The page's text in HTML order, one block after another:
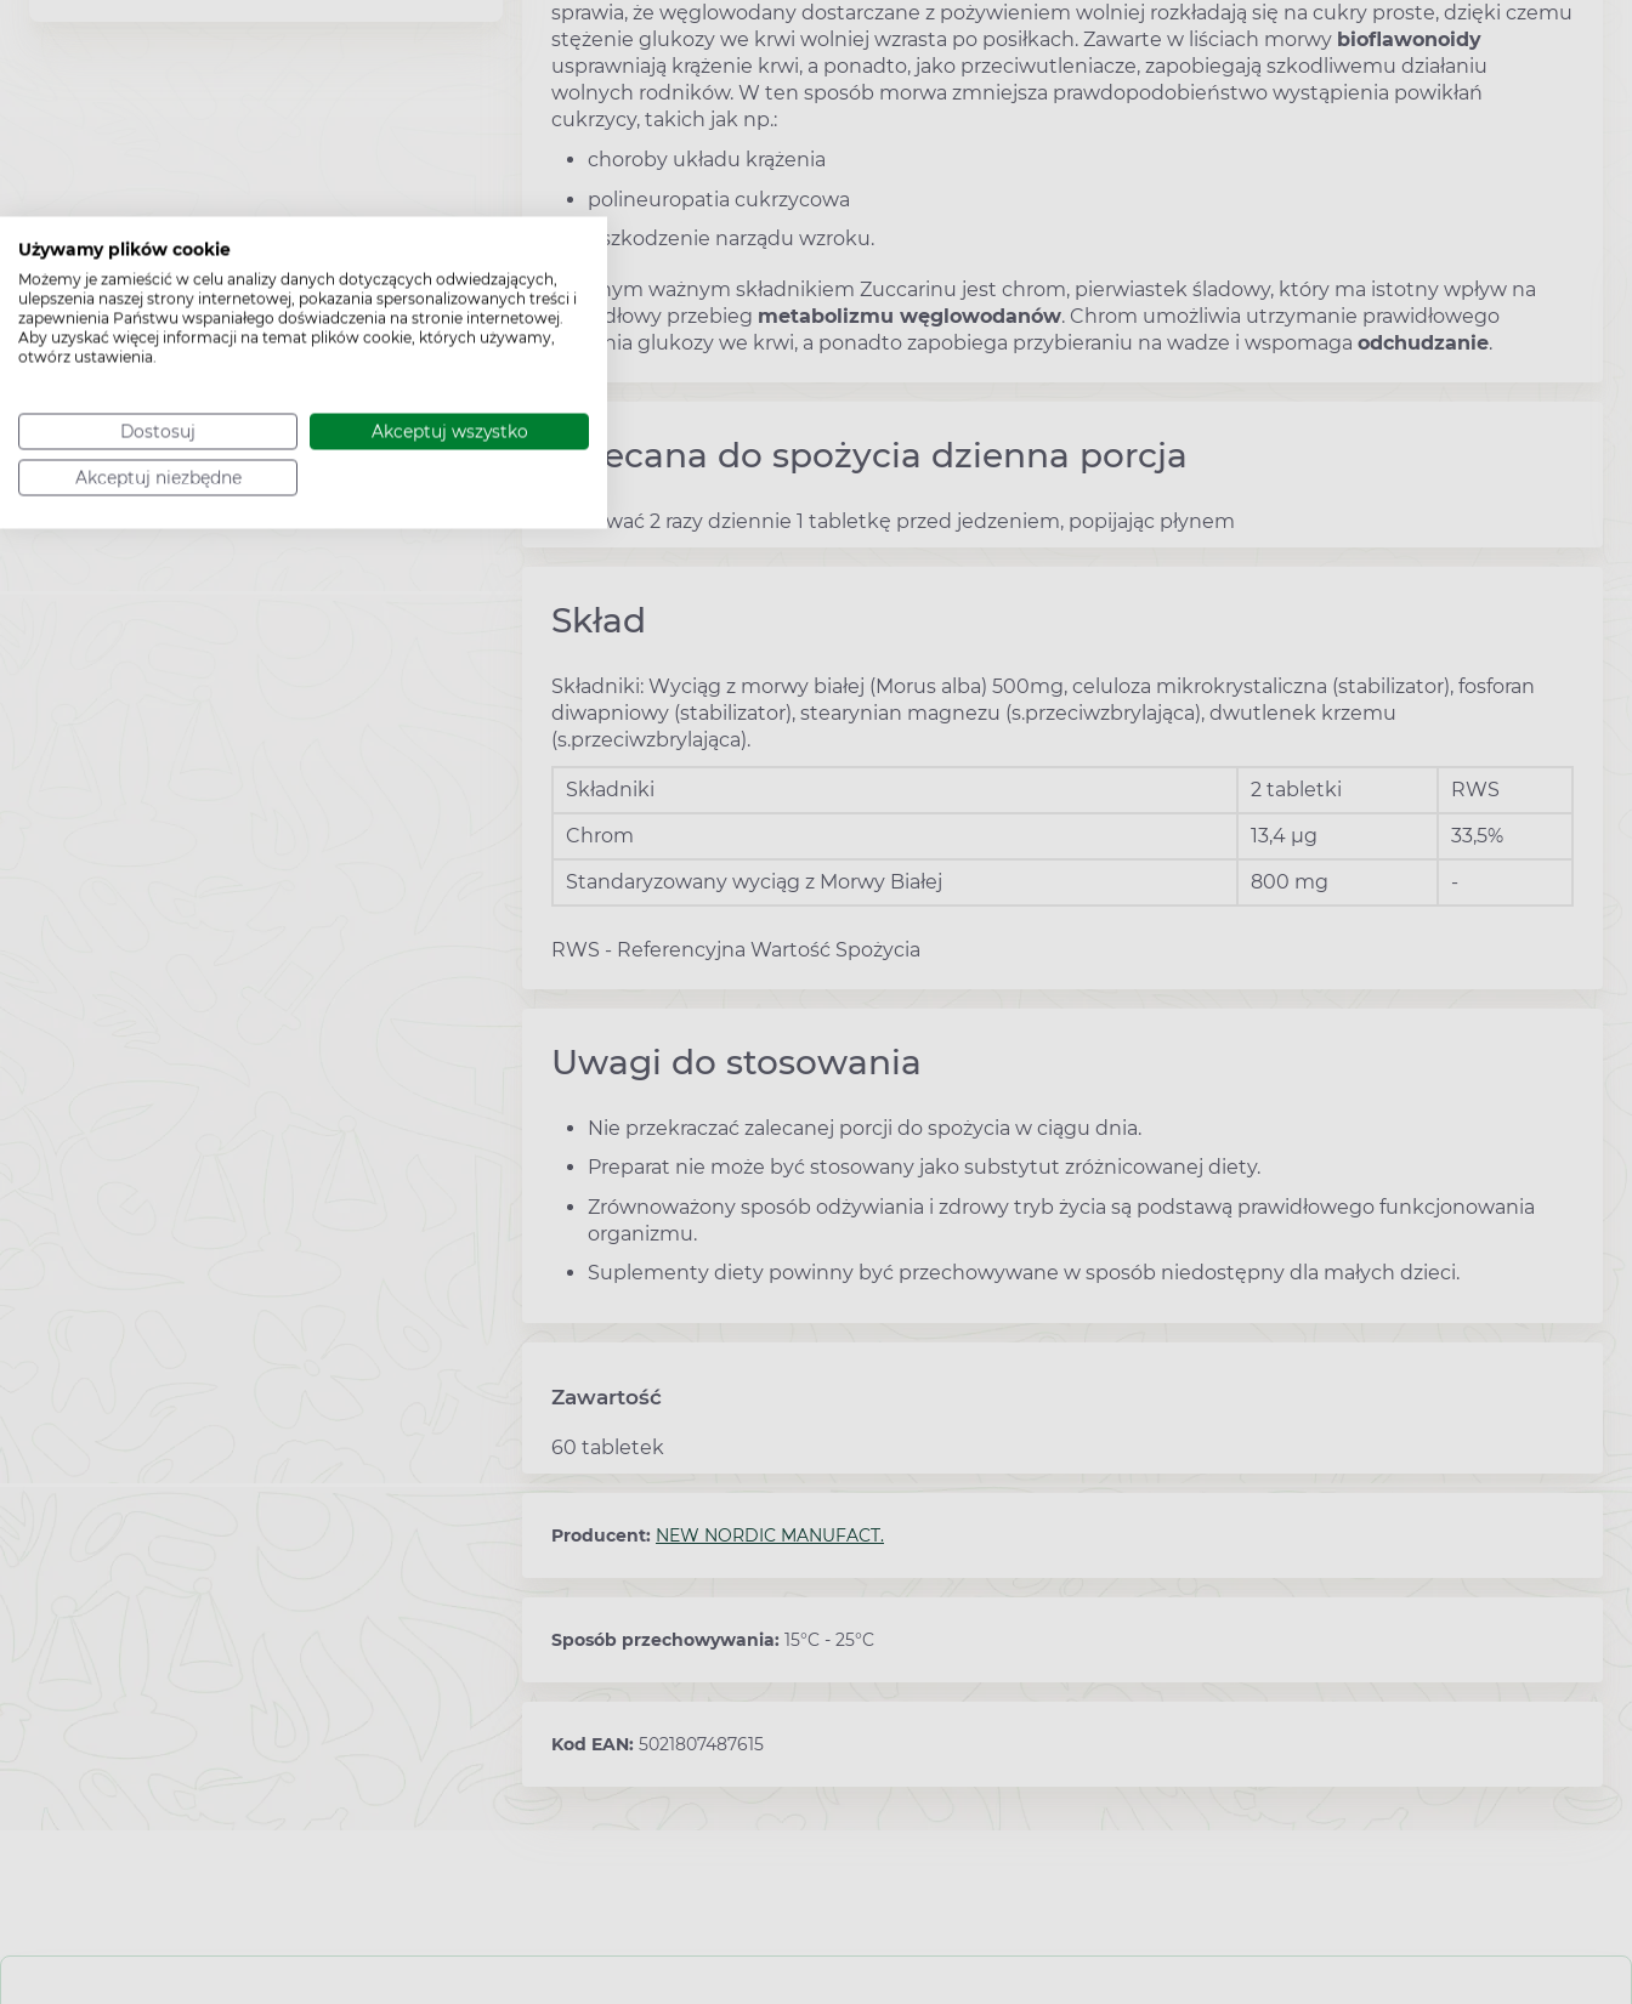
Używamy plików cookie
Możemy je zamieścić w celu analizy danych dotyczących odwiedzających,
ulepszenia naszej strony internetowej, pokazania spersonalizowanych treści i
zapewnienia Państwu wspaniałego doświadczenia na stronie internetowej.
Aby uzyskać więcej informacji na temat plików cookie, których używamy,
otwórz ustawienia.
Dostosuj Akceptuj wszystko
Akceptuj niezbędne
sprawia, że węglowodany dostarczane z pożywieniem wolniej rozkładają się na cukry proste, dzięki czemu
stężenie glukozy we krwi wolniej wzrasta po posiłkach. Zawarte w liściach morwy bioflawonoidy
usprawniają krążenie krwi, a ponadto, jako przeciwutleniacze, zapobiegają szkodliwemu działaniu
wolnych rodników. W ten sposób morwa zmniejsza prawdopodobieństwo wystąpienia powikłań
cukrzycy, takich jak np.:
choroby układu krążenia
polineuropatia cukrzycowa
uszkodzenie narządu wzroku.
Kolejnym ważnym składnikiem Zuccarinu jest chrom, pierwiastek śladowy, który ma istotny wpływ na
prawidłowy przebieg metabolizmu węglowodanów. Chrom umożliwia utrzymanie prawidłowego
stężenia glukozy we krwi, a ponadto zapobiega przybieraniu na wadze i wspomaga odchudzanie.
Zalecana do spożycia dzienna porcja
Stosować 2 razy dziennie 1 tabletkę przed jedzeniem, popijając płynem
Skład
Składniki: Wyciąg z morwy białej (Morus alba) 500mg, celuloza mikrokrystaliczna (stabilizator), fosforan
diwapniowy (stabilizator), stearynian magnezu (s.przeciwzbrylająca), dwutlenek krzemu
(s.przeciwzbrylająca).
Składniki 2 tabletki
RWS
Chrom
13,4 µg
33,5%
Standaryzowany wyciąg z Morwy Białej
800 mg -
RWS - Referencyjna Wartość Spożycia
Uwagi do stosowania
Nie przekraczać zalecanej porcji do spożycia w ciągu dnia.
Preparat nie może być stosowany jako substytut zróżnicowanej diety.
Zrównoważony sposób odżywiania i zdrowy tryb życia są podstawą prawidłowego funkcjonowania
organizmu.
Suplementy diety powinny być przechowywane w sposób niedostępny dla małych dzieci.
Zawartość
60 tabletek
Producent: NEW NORDIC MANUFACT.
Sposób przechowywania: 15°C - 25°C
Kod EAN: 5021807487615